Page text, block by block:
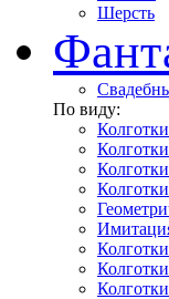
Шерсть
По виду: